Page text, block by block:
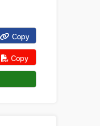
Copy
Copy